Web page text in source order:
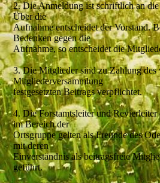
2. Die Anmeldung ist schriftlich an
Über die
Aufnahme entscheidet der Vorstand.
Bedenken gegen die
Aufnahme, so entscheidet die
3. Die Mitglieder sind zu Zahlung des
Mitgliederversammlung
festgesetzten Beitrags verpflichtet.
4. Die Forstamtsleiter und
im Bereich der
Ortsgruppe gelten als Freunde des
mit deren
Einverständnis als beitragsfreie
geführt.